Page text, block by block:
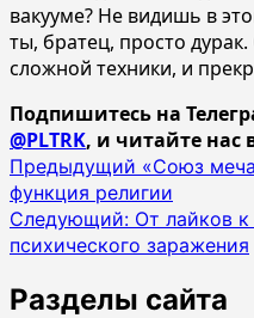
вакууме? Не видишь в
ты, братец, просто
сложной техники, и
Подпишитесь на
@PLTRK, и читайте нас
Навигация
записи
Предыдущий «Союз
функция религии
Следующий: От лайков
психического заражения
Разделы сайта